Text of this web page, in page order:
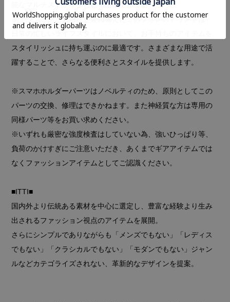
能なマルチストラップとして使用できます。
ファッションと実用性を兼ね備えたこのフォンストリングは、
スタイリッシュに持ち運ぶのに最適です。さまざまな用途で活
躍することで、さらなる便利さとスタイルを提供します。
※スマホホルダーパーツはノベルティのため、原則としてこの
パーツの交換、修理はできかねます。また神経質な方は専用の
同様パーツ等をお買い求めください。
※いずれも厳密な強度検査はしていない為、強いひっぱり等、
負荷のかけすぎにご注意いただき、あくまでギアアイテムでは
なくファッションアイテムとしてご認識ください。
■ITTI■
国内外より伝統ある素材を中心に選定し、豊富な経験より生み
出されるファッション視点のアイテムを展開。
さらにシンプルでありながらも「メンズでもない」「レディス
でもない」「クラシカルでもない」「モダンでもない」ジャン
ルなどカテゴライズされない、革新的なデザインを提案。